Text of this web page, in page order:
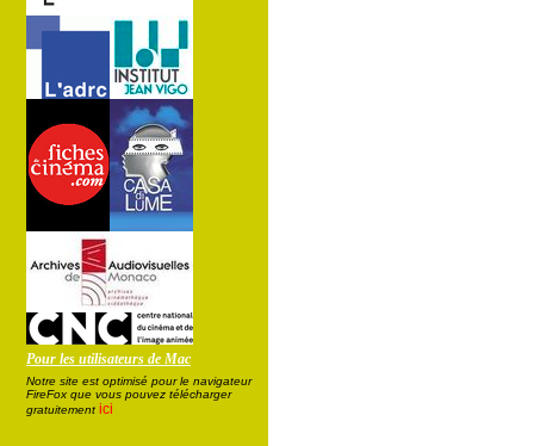
Pour les utilisateurs de Mac
Notre site est optimisé pour le navigateur
FireFox que vous pouvez télécharger
gratuitement ici